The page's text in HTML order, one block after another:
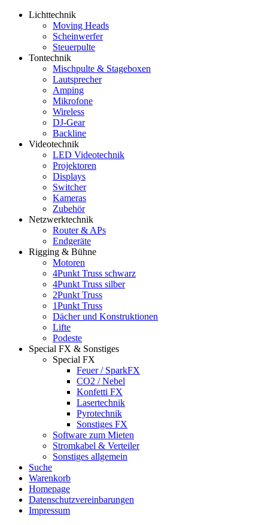
Lichttechnik
Moving Heads
Scheinwerfer
Steuerpulte
Tontechnik
Mischpulte & Stageboxen
Lautsprecher
Amping
Mikrofone
Wireless
DJ-Gear
Backline
Videotechnik
LED Videotechnik
Projektoren
Displays
Switcher
Kameras
Zubehör
Netzwerktechnik
Router & APs
Endgeräte
Rigging & Bühne
Motoren
4Punkt Truss schwarz
4Punkt Truss silber
2Punkt Truss
1Punkt Truss
Dächer und Konstruktionen
Lifte
Podeste
Special FX & Sonstiges
Special FX
Feuer / SparkFX
CO2 / Nebel
Konfetti FX
Lasertechnik
Pyrotechnik
Sonstiges FX
Software zum Mieten
Stromkabel & Verteiler
Sonstiges allgemein
Suche
Warenkorb
Homepage
Datenschutzvereinbarungen
Impressum